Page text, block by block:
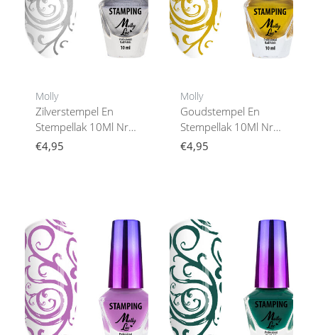
Molly
Zilverstempel En
Stempellak 10Ml Nr.
3
€4,95
Molly
Goudstempel En
Stempellak 10Ml Nr.
4
€4,95